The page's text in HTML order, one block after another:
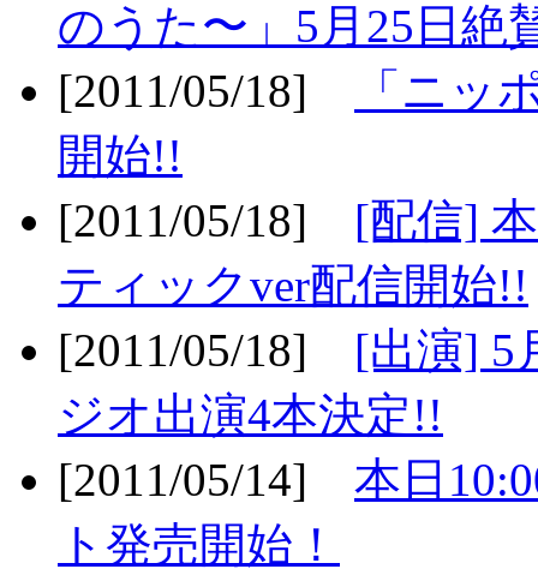
のうた〜」5月25日絶
[2011/05/18]
「ニッ
開始!!
[2011/05/18] [配信]
ティックver配信開始!!
[2011/05/18] [出演] 5
ジオ出演4本決定!!
[2011/05/14] 本日
ト発売開始！